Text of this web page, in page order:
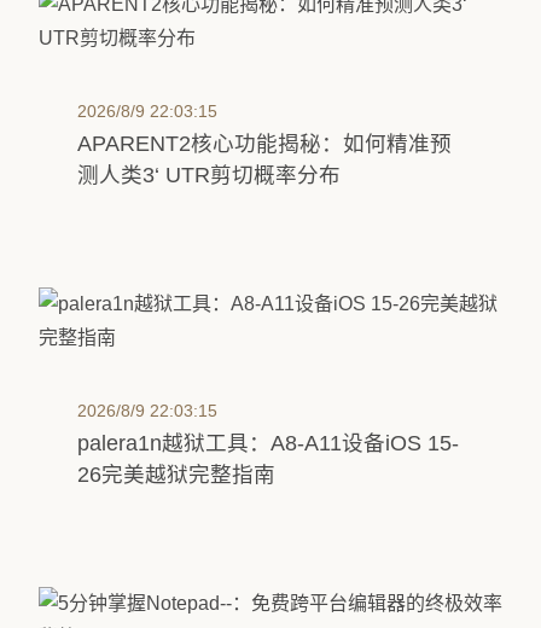
2026/8/9 22:03:15
APARENT2核心功能揭秘：如何精准预
测人类3‘ UTR剪切概率分布
2026/8/9 22:03:15
palera1n越狱工具：A8-A11设备iOS 15-
26完美越狱完整指南